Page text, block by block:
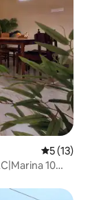
Note
5 (13)
10